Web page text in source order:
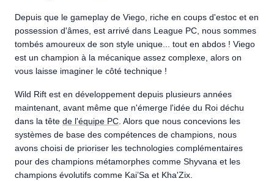
Depuis que le gameplay de Viego, riche en coups d'estoc et en
possession d'âmes, est arrivé dans League PC, nous sommes
tombés amoureux de son style unique... tout en abdos ! Viego
est un champion à la mécanique assez complexe, alors on
vous laisse imaginer le côté technique !
Wild Rift est en développement depuis plusieurs années
maintenant, avant même que n'émerge l'idée du Roi déchu
dans la tête de l'équipe PC . Alors que nous concevions les
systèmes de base des compétences de champions, nous
avons choisi de prioriser les technologies complémentaires
pour des champions métamorphes comme Shyvana et les
champions évolutifs comme Kai’Sa et Kha'Zix.